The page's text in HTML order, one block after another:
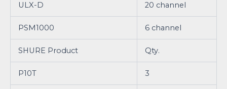
ULX-D 20 channel
PSM1000 6 channel
SHURE Product Qty.
P10T 3